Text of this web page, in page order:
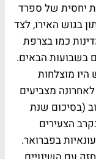
יחסית של ספרד
בגוש האירו, לצד
כמו בצרפת
בשבועות הבאים.
מוצלחות
מצביעים
(בסיכום שנת
הצעירים
בפברואר.